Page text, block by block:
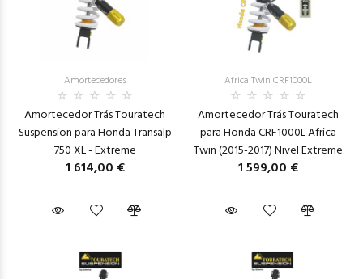
Amortecedores
Amortecedor Trás Touratech
Suspension para Honda Transalp
750 XL - Extreme
1 614,00 €
Africa Twin CRF1000L
Amortecedor Trás Touratech
para Honda CRF1000L Africa
Twin (2015-2017) Nivel Extreme
1 599,00 €